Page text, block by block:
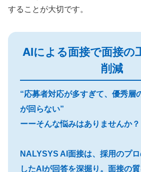
することが大切です。
AIによる面接で面接の
削減
“応募者対応が多すぎて、優秀層
が回らない”
ーーそんな悩みはありませんか？
NALYSYS AI面接は、採用のプ
したAIが回答を深掘り。面接の質